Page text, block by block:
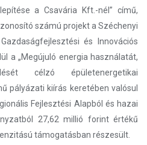
a Csavária Kft.-nél” című,
számú projekt a Széchenyi
és Innovációs
a „Megújuló energia használatát,
célzó épületenergetikai
pályázati kiírás keretében valósul
Fejlesztési Alapból és hazai
27,62 millió forint értékű
támogatásban részesült.